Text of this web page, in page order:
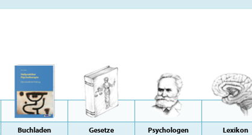
Buchladen Gesetze Psychologen Lexikon